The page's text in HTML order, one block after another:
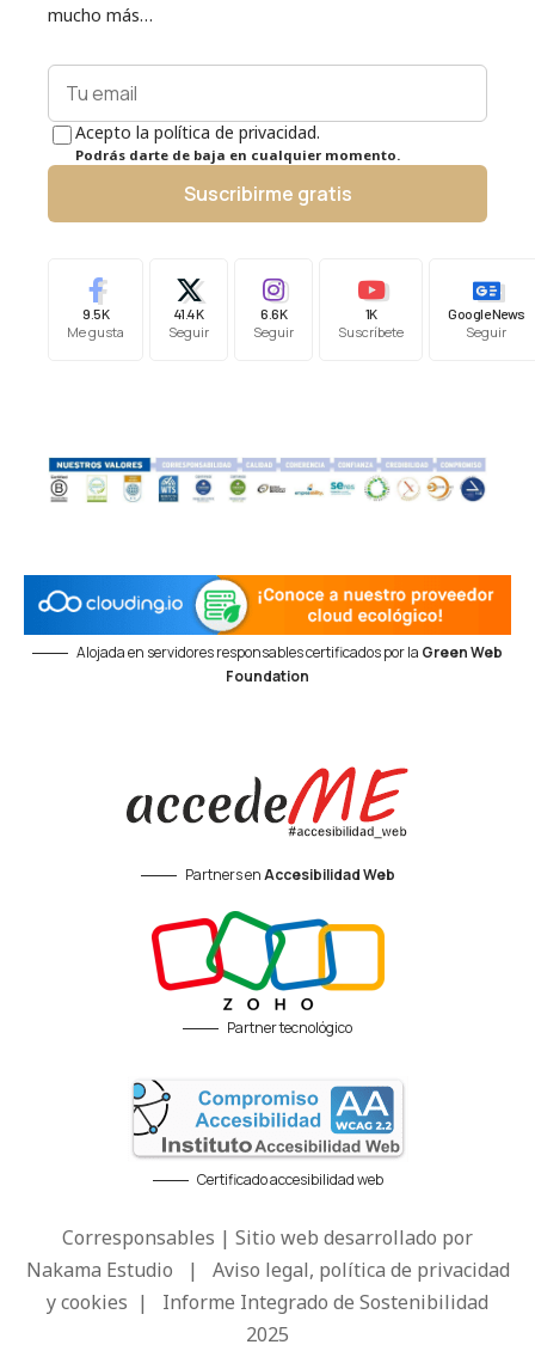
mucho más…
Acepto la política de privacidad.
Podrás darte de baja en cualquier momento.
Suscribirme gratis
9.5K
Me gusta
41.4K
Seguir
6.6K
Seguir
1K
Suscríbete
Google News
Seguir
Alojada en servidores responsables certificados por la Green Web
Foundation
Partners enAccesibilidad Web
Partner tecnológico
Certificado accesibilidad web
Corresponsables | Sitio web desarrollado por
Nakama Estudio | Aviso legal, política de privacidad
y cookies | Informe Integrado de Sostenibilidad
2025